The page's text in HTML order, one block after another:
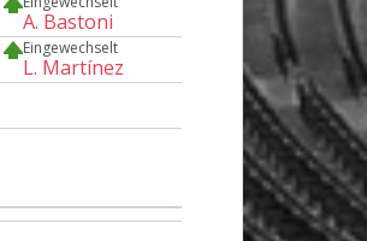
A. Bastoni
Eingewechselt
L. Martínez